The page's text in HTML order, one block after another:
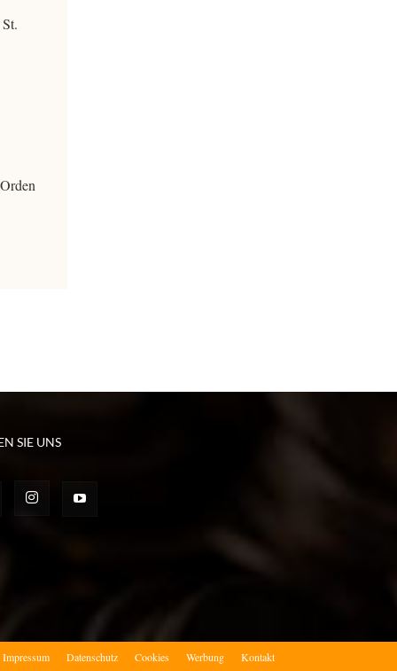
SIE UNS
Impressum Datenschutz Cookies Werbung Kontakt